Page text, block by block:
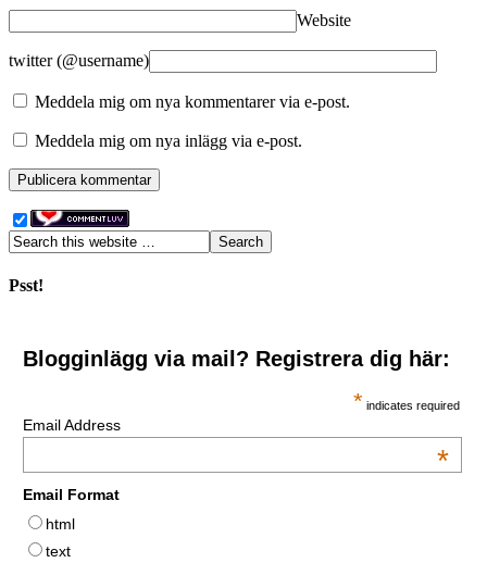
Website
twitter (@username)
Meddela mig om nya kommentarer via e-post.
Meddela mig om nya inlägg via e-post.
Psst!
Blogginlägg via mail? Registrera dig här:
* indicates required
Email Address
*
Email Format
html
text